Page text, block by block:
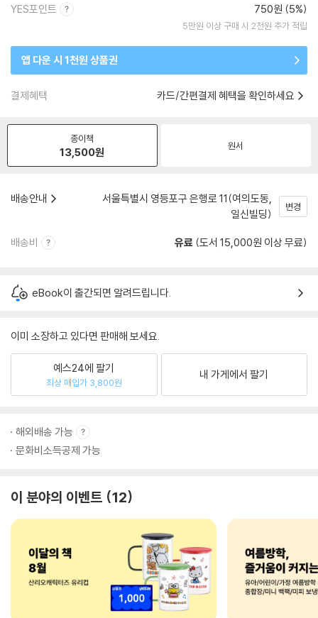
YES포인트 750원 (5%)
5만원 이상 구매 시 2천원 추가 적립
앱 다운 시 1천원 상품권
결제혜택 카드/간편결제 혜택을 확인하세요
종이책
13,500원 원서
배송안내
서울특별시 영등포구 은행로 11(여의도동,
일신빌딩)
변경
배송비 유료 (도서 15,000원 이상 무료)
eBook이 출간되면 알려드립니다.
이미 소장하고 있다면 판매해 보세요.
예스24에 팔기
최상 매입가 3,800원
내 가게에서 팔기
해외배송 가능
문화비소득공제 가능
이 분야의 이벤트 12